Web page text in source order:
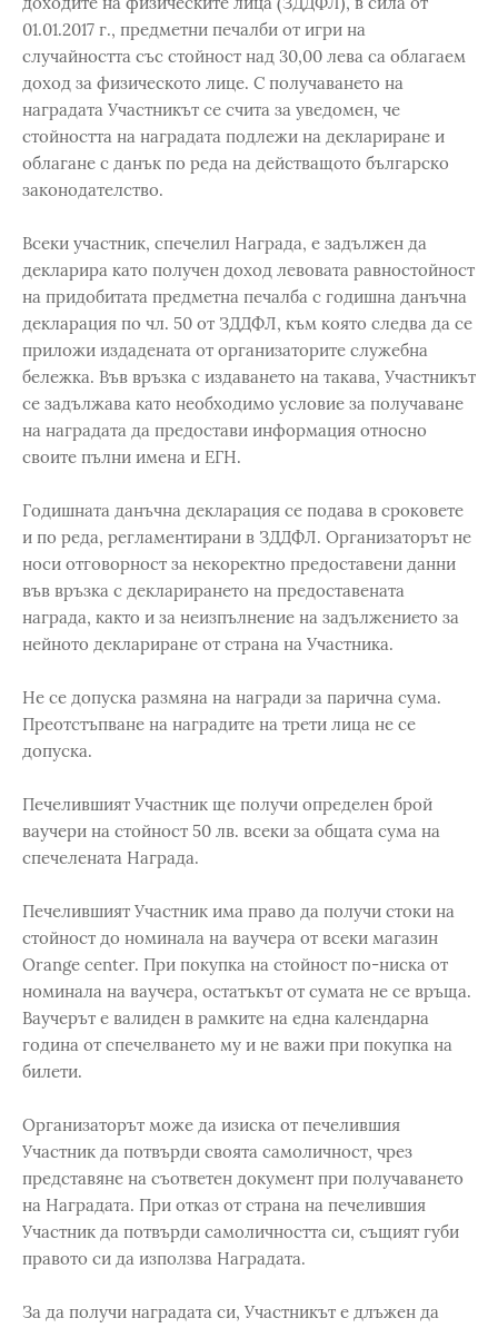
01.01.2017 г., предметни печалби от игри на
случайността със стойност над 30,00 лева са облагаем
доход за физическото лице. С получаването на
наградата Участникът се счита за уведомен, че
стойността на наградата подлежи на деклариране и
облагане с данък по реда на действащото българско
законодателство.
Всеки участник, спечелил Награда, е задължен да
декларира като получен доход левовата равностойност
на придобитата предметна печалба с годишна данъчна
декларация по чл. 50 от ЗДДФЛ, към която следва да се
приложи издадената от организаторите служебна
бележка. Във връзка с издаването на такава, Участникът
се задължава като необходимо условие за получаване
на наградата да предостави информация относно
своите пълни имена и ЕГН.
Годишната данъчна декларация се подава в сроковете
и по реда, регламентирани в ЗДДФЛ. Организаторът не
носи отговорност за некоректно предоставени данни
във връзка с декларирането на предоставената
награда, както и за неизпълнение на задължението за
нейното деклариране от страна на Участника.
Не се допуска размяна на награди за парична сума.
Преотстъпване на наградите на трети лица не се
допуска.
Печелившият Участник ще получи определен брой
ваучери на стойност 50 лв. всеки за общата сума на
спечелената Награда.
Печелившият Участник има право да получи стоки на
стойност до номинала на ваучера от всеки магазин
Orange center. При покупка на стойност по-ниска от
номинала на ваучера, остатъкът от сумата не се връща.
Ваучерът е валиден в рамките на една календарна
година от спечелването му и не важи при покупка на
билети.
Организаторът може да изиска от печелившия
Участник да потвърди своята самоличност, чрез
представяне на съответен документ при получаването
на Наградата. При отказ от страна на печелившия
Участник да потвърди самоличността си, същият губи
правото си да използва Наградата.
За да получи наградата си, Участникът е длъжен да